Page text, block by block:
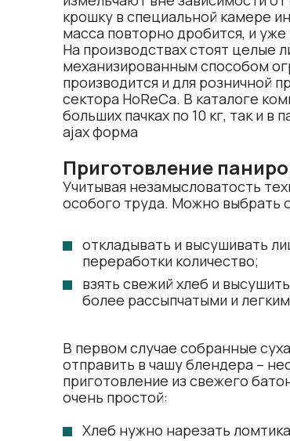
крошку в специальной камере
масса повторно дробится, и
На производствах стоят целые
механизированным способом
производится и для розничной
сектора HoReCa. В каталоге
больших пачках по 10 кг, так и в
ajax форма
Приготовление
Учитывая незамысловатость
особого труда. Можно выбрать
откладывать и высушивать
переработки количество;
взять свежий хлеб и
более рассыпчатыми и
В первом случае собранные
отправить в чашу блендера –
приготовление из свежего
очень простой:
Хлеб нужно нарезать